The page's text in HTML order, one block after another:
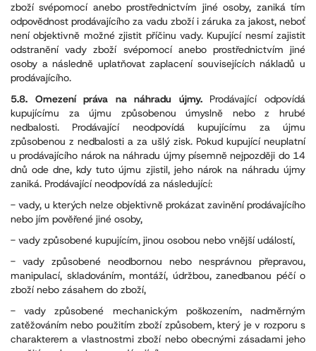
zboží svépomocí anebo prostřednictvím jiné osoby, zaniká tím
odpovědnost prodávajícího za vadu zboží i záruka za jakost, neboť
není objektivně možné zjistit příčinu vady. Kupující nesmí zajistit
odstranění vady zboží svépomocí anebo prostřednictvím jiné
osoby a následně uplatňovat zaplacení souvisejících nákladů u
prodávajícího.
5.8. Omezení práva na náhradu újmy. Prodávající odpovídá
kupujícímu za újmu způsobenou úmyslně nebo z hrubé
nedbalosti. Prodávající neodpovídá kupujícímu za újmu
způsobenou z nedbalosti a za ušlý zisk. Pokud kupující neuplatní
u prodávajícího nárok na náhradu újmy písemně nejpozději do 14
dnů ode dne, kdy tuto újmu zjistil, jeho nárok na náhradu újmy
zaniká. Prodávající neodpovídá za následující:
- vady, u kterých nelze objektivně prokázat zavinění prodávajícího
nebo jím pověřené jiné osoby,
- vady způsobené kupujícím, jinou osobou nebo vnější událostí,
- vady způsobené neodbornou nebo nesprávnou přepravou,
manipulací, skladováním, montáží, údržbou, zanedbanou péčí o
zboží nebo zásahem do zboží,
- vady způsobené mechanickým poškozením, nadměrným
zatěžováním nebo použitím zboží způsobem, který je v rozporu s
charakterem a vlastnostmi zboží nebo obecnými zásadami jeho